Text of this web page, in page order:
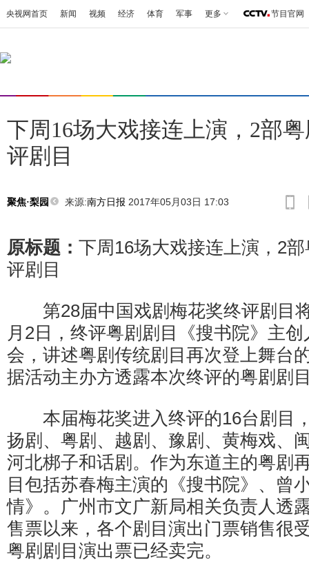
央视网首页 新闻 视频 经济 体育 军事 更多 节目官网
下周16场大戏接连上演，2部
评剧目
聚焦·梨园 来源:南方日报 2017年05月03日 17:03
原标题： 下周16场大戏接连上演，2
评剧目
第28届中国戏剧梅花奖终评剧目
月2日，终评粤剧剧目《搜书院》主
会，讲述粤剧传统剧目再次登上舞台
据活动主办方透露本次终评的粤剧剧
本届梅花奖进入终评的16台剧目
扬剧、粤剧、越剧、豫剧、黄梅戏、
河北梆子和话剧。作为东道主的粤剧
目包括苏春梅主演的《搜书院》、曾
情》。广州市文广新局相关负责人透
售票以来，各个剧目演出门票销售很
粤剧剧目演出票已经卖完。